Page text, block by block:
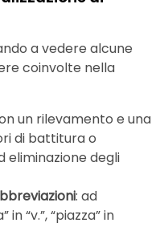
a vedere alcune
coinvolte nella
un rilevamento e una
di battitura o
eliminazione degli
: ad
“v.”, “piazza” in